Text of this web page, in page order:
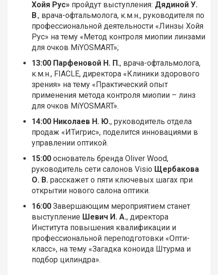
Хойя Рус» пройдут выступления: Дядиной У.
В., врача-офтальмолога, к.м.н., руководителя по
профессиональной деятельности «Линзы Хойя
Рус» на тему «Метод контроля миопии линзами
для очков MiYOSMART»;
13:00 Парфеновой Н. П., врача-офтальмолога,
к.м.н., FIACLE, директора «Клиники здорового
зрения» на тему «Практический опыт
применения метода контроля миопии – линз
для очков MiYOSMART».
14:00 Николаев Н. Ю., руководитель отдела
продаж «ИТигрис», поделится инновациями в
управлении оптикой.
15:00 основатель бренда Oliver Wood,
руководитель сети салонов Visio Щербакова
О. В. расскажет о пяти ключевых шагах при
открытии нового салона оптики.
16:00 Завершающим мероприятием станет
выступление Шевич И. А., директора
Института повышения квалификации и
профессиональной переподготовки «Опти-
класс», на тему «Загадка коноида Штурма и
подбор цилиндра».